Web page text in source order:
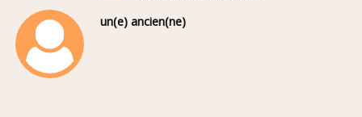
un(e) ancien(ne)